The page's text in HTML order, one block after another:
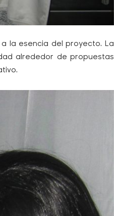
la esencia del proyecto. La
alrededor de propuestas